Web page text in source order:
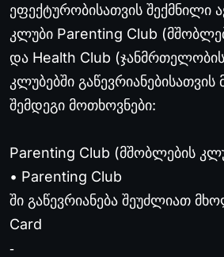
ეფექტურობისათვის შექმნილი
კლუბი Parenting Club
და Health Club
კლუბებში გაწევრიანებისათვის
შემდეგი მოთხოვნები:
Parenting Club (მშობლების
• Parenting Club
ში გაწევრიანება შეუძლიათ
Card
‐